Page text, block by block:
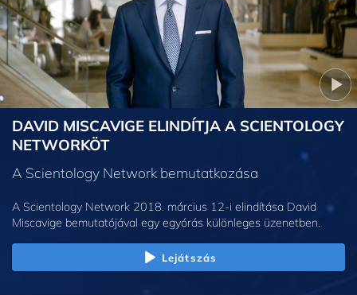
DAVID MISCAVIGE ELINDÍTJA A SCIENTOLOGY
NETWORKÖT
A Scientology Network bemutatkozása
A Scientology Network 2018. március 12-i elindítása David
Miscavige bemutatójával egy egyórás különleges üzenetben.
Lejátszás